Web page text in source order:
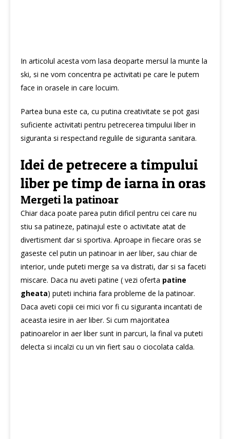
In articolul acesta vom lasa deoparte mersul la munte la
ski, si ne vom concentra pe activitati pe care le putem
face in orasele in care locuim.
Partea buna este ca, cu putina creativitate se pot gasi
suficiente activitati pentru petrecerea timpului liber in
siguranta si respectand regulile de siguranta sanitara.
Idei de petrecere a timpului
liber pe timp de iarna in oras
Mergeti la patinoar
Chiar daca poate parea putin dificil pentru cei care nu
stiu sa patineze, patinajul este o activitate atat de
divertisment dar si sportiva. Aproape in fiecare oras se
gaseste cel putin un patinoar in aer liber, sau chiar de
interior, unde puteti merge sa va distrati, dar si sa faceti
miscare. Daca nu aveti patine ( vezi oferta patine
gheata) puteti inchiria fara probleme de la patinoar.
Daca aveti copii cei mici vor fi cu siguranta incantati de
aceasta iesire in aer liber. Si cum majoritatea
patinoarelor in aer liber sunt in parcuri, la final va puteti
delecta si incalzi cu un vin fiert sau o ciocolata calda.